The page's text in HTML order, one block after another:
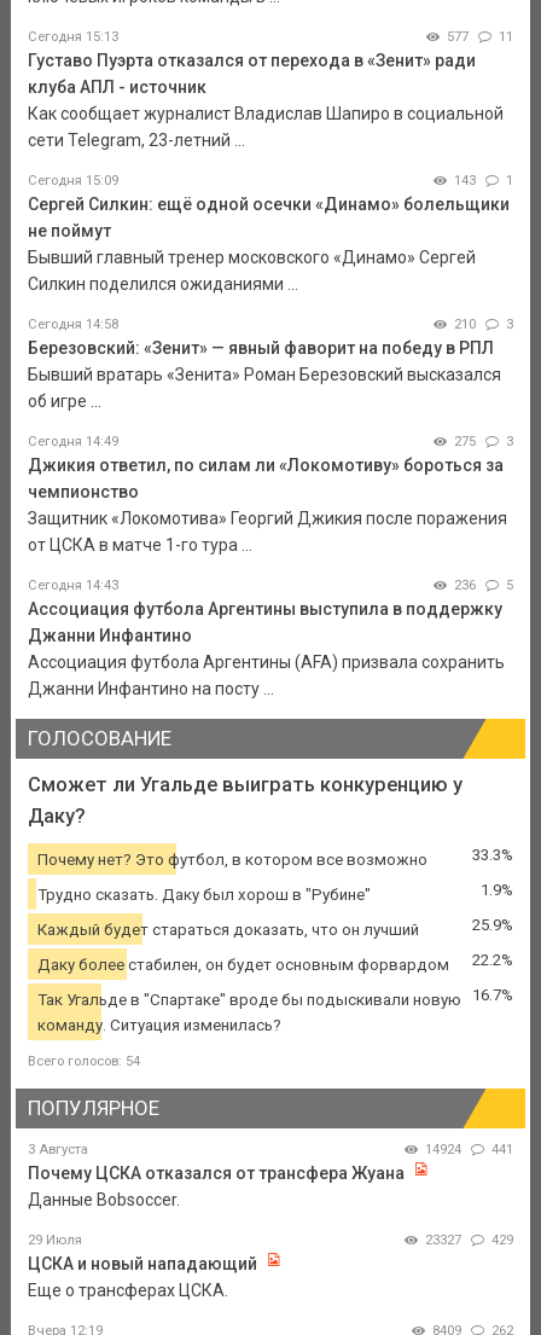
Сегодня 15:13 577 11
Густаво Пуэрта отказался от перехода в «Зенит» ради
клуба АПЛ - источник
Как сообщает журналист Владислав Шапиро в социальной
сети Telegram, 23-летний ...
Сегодня 15:09 143 1
Сергей Силкин: ещё одной осечки «Динамо» болельщики
не поймут
Бывший главный тренер московского «Динамо» Сергей
Силкин поделился ожиданиями ...
Сегодня 14:58 210 3
Березовский: «Зенит» — явный фаворит на победу в РПЛ
Бывший вратарь «Зенита» Роман Березовский высказался
об игре ...
Сегодня 14:49 275 3
Джикия ответил, по силам ли «Локомотиву» бороться за
чемпионство
Защитник «Локомотива» Георгий Джикия после поражения
от ЦСКА в матче 1-го тура ...
Сегодня 14:43 236 5
Ассоциация футбола Аргентины выступила в поддержку
Джанни Инфантино
Ассоциация футбола Аргентины (AFA) призвала сохранить
Джанни Инфантино на посту ...
ГОЛОСОВАНИЕ
Сможет ли Угальде выиграть конкуренцию у
Даку?
Почему нет? Это футбол, в котором все возможно 33.3%
Трудно сказать. Даку был хорош в "Рубине" 1.9%
Каждый будет стараться доказать, что он лучший 25.9%
Даку более стабилен, он будет основным форвардом 22.2%
Так Угальде в "Спартаке" вроде бы подыскивали новую
команду. Ситуация изменилась?
16.7%
Всего голосов: 54
ПОПУЛЯРНОЕ
3 Августа 14924 441
Почему ЦСКА отказался от трансфера Жуана
Данные Bobsoccer.
29 Июля 23327 429
ЦСКА и новый нападающий
Еще о трансферах ЦСКА.
Вчера 12:19 8409 262